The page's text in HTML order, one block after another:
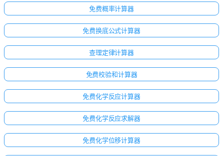
免费概率计算器
免费换底公式计算器
查理定律计算器
免费校验和计算器
免费化学反应计算器
免费化学反应求解器
免费化学位移计算器